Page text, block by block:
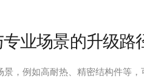
业场景的升级路
景，例如高耐热、精密结构件等，